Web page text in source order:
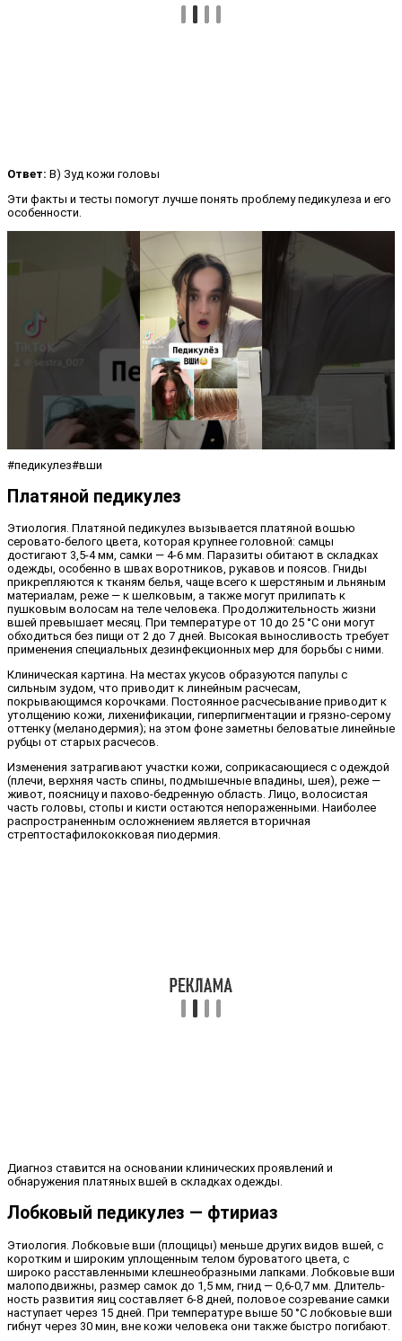
Ответ: B) Зуд кожи головы
Эти факты и тесты помогут лучше понять проблему педикулеза и его
особенности.
#педикулез#вши
Платяной педикулез
Этиология. Платяной педикулез вызывается платяной вошью
серовато-белого цвета, которая крупнее головной: самцы
достигают 3,5-4 мм, самки — 4-6 мм. Паразиты обитают в складках
одежды, особенно в швах воротников, рукавов и поясов. Гниды
прикрепляются к тканям белья, чаще всего к шерстяным и льняным
материалам, реже — к шелковым, а также могут прилипать к
пушковым волосам на теле человека. Продолжительность жизни
вшей превышает месяц. При температуре от 10 до 25 °С они могут
обходиться без пищи от 2 до 7 дней. Высокая выносливость требует
применения специальных дезинфекционных мер для борьбы с ними.
Клиническая картина. На местах укусов образуются папулы с
сильным зудом, что приводит к линейным расчесам,
покрывающимся корочками. Постоянное расчесывание приводит к
утолщению кожи, лихенификации, гиперпигментации и грязно-серому
оттенку (меланодермия); на этом фоне заметны беловатые линейные
рубцы от старых расчесов.
Изменения затрагивают участки кожи, соприкасающиеся с одеждой
(плечи, верхняя часть спины, подмышечные впадины, шея), реже —
живот, поясницу и пахово-бедренную область. Лицо, волосистая
часть головы, стопы и кисти остаются непораженными. Наиболее
распространенным осложнением является вторичная
стрептостафилококковая пиодермия.
Диагноз ставится на основании клинических проявлений и
обнаружения платяных вшей в складках одежды.
Лобковый педикулез — фтириаз
Этиология. Лобковые вши (площицы) меньше других видов вшей, с
ко­ротким и широким уплощенным телом буроватого цвета, с
широко расставлен­ными клешнеобразными лапками. Лоб­ковые вши
малоподвижны, размер самок до 1,5 мм, гнид — 0,6-0,7 мм. Длитель­
ность развития яиц составляет 6-8 дней, половое созревание самки
наступает через 15 дней. При температуре выше 50 °С лобковые вши
гибнут через 30 мин, вне кожи человека они также быстро по­гибают.